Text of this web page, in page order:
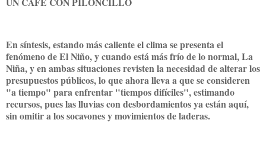
En síntesis, estando más caliente el clima se presenta el
fenómeno de El Niño, y cuando está más frío de lo normal, La
Niña, y en ambas situaciones revisten la necesidad de alterar los
presupuestos públicos, lo que ahora lleva a que se consideren
"a tiempo" para enfrentar "tiempos difíciles", estimando
recursos, pues las lluvias con desbordamientos ya están aquí,
sin omitir a los socavones y movimientos de laderas.